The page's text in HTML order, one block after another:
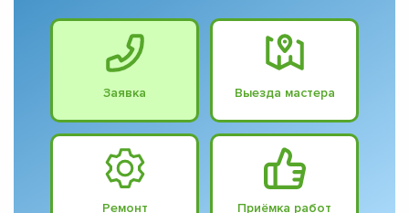
Заявка Выезда мастера
Ремонт Приёмка работ